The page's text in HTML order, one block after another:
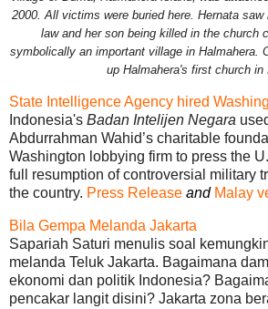
2000. All victims were buried here. Hernata saw
law and her son being killed in the church
symbolically an important village in Halmahera.
up Halmahera's first church in
State Intelligence Agency hired
Indonesia's Badan Intelijen Negara
Abdurrahman Wahid’s charitable
Washington lobbying firm to press the
full resumption of controversial military
the country. Press Release and Malay
Bila Gempa Melanda Jakarta
Sapariah Saturi menulis soal
melanda Teluk Jakarta. Bagaimana
ekonomi dan politik Indonesia?
pencakar langit disini? Jakarta zona